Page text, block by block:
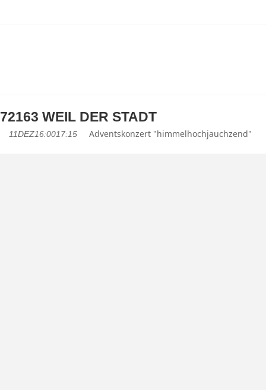
72163 WEIL DER STADT
11DEZ16:0017:15 Adventskonzert "himmelhochjauchzend"